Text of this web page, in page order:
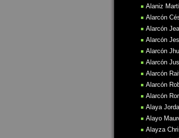
Alaniz
Alarcón
Alarcón
Alarcón
Alarcón
Alarcón
Alarcón
Alarcón
Alarcón
Alaya
Alayo
Alayza